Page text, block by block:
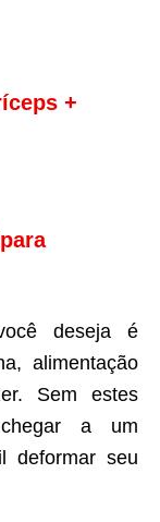
+
deseja é
alimentação
Sem estes
a um
deformar seu